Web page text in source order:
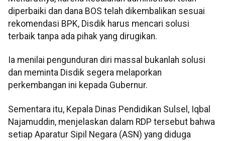
diperbaiki dan dana BOS telah dikembalikan sesuai
rekomendasi BPK, Disdik harus mencari solusi
terbaik tanpa ada pihak yang dirugikan.
Ia menilai pengunduran diri massal bukanlah solusi
dan meminta Disdik segera melaporkan
perkembangan ini kepada Gubernur.
Sementara itu, Kepala Dinas Pendidikan Sulsel, Iqbal
Najamuddin, menjelaskan dalam RDP tersebut bahwa
setiap Aparatur Sipil Negara (ASN) yang diduga